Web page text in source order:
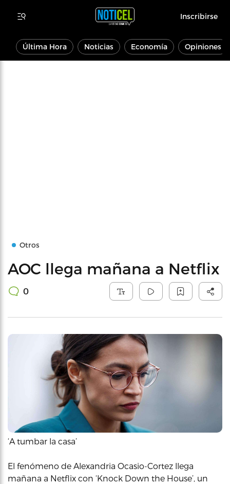
Inscribirse
Última Hora Noticias Economía Opiniones
Otros
AOC llega mañana a Netflix
0
‘A tumbar la casa’
El fenómeno de Alexandria Ocasio-Cortez llega
mañana a Netflix con ‘Knock Down the House’, un